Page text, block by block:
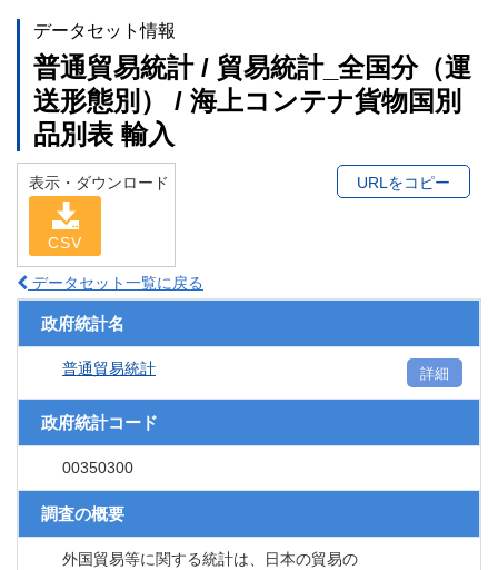
データセット情報
普通貿易統計 / 貿易統計_全国分（運
送形態別） / 海上コンテナ貨物国別
品別表 輸入
表示・ダウンロード
CSV
URLをコピー
データセット一覧に戻る
政府統計名
普通貿易統計 詳細
政府統計コード
00350300
調査の概要
外国貿易等に関する統計は、日本の貿易の